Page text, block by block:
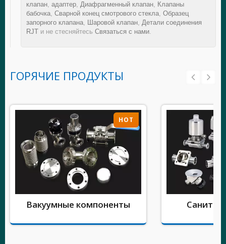
клапан, адаптер, Диафрагменный клапан, Клапаны
бабочка, Сварной конец смотрового стекла, Образец
запорного клапана, Шаровой клапан, Детали соединения
RJT и не стесняйтесь Связаться с нами.
ГОРЯЧИЕ ПРОДУКТЫ
HOT
Вакуумные компоненты